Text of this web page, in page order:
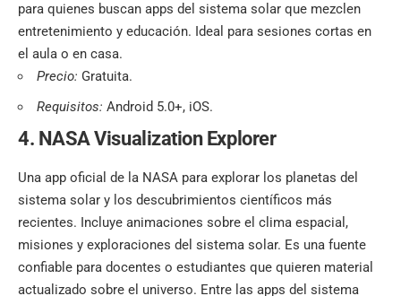
para quienes buscan apps del sistema solar que mezclen
entretenimiento y educación. Ideal para sesiones cortas en
el aula o en casa.
Precio: Gratuita.
Requisitos: Android 5.0+, iOS.
4. NASA Visualization Explorer
Una app oficial de la NASA para explorar los planetas del
sistema solar y los descubrimientos científicos más
recientes. Incluye animaciones sobre el clima espacial,
misiones y exploraciones del sistema solar. Es una fuente
confiable para docentes o estudiantes que quieren material
actualizado sobre el universo. Entre las apps del sistema